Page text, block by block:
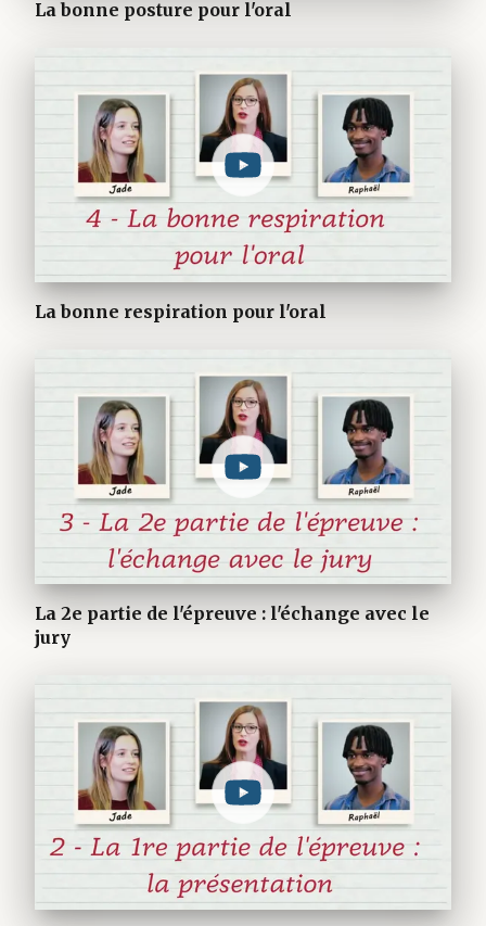
La bonne posture pour l'oral
La bonne respiration pour l'oral
La 2e partie de l'épreuve : l'échange avec le
jury